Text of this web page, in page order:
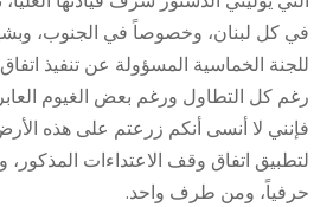
في كل لبنان، وخصوصاً في الجنوب،
رغم كل التطاول ورغم بعض الغيوم
فإنني لا أنسى أنكم زرعتم على هذه
لتطبيق اتفاق وقف الاعتداءات المذكور،
حرفياً، ومن طرف واحد.